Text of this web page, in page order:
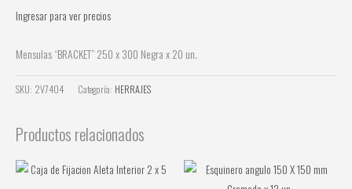
Ingresar para ver precios
Mensulas “BRACKET” 250 x 300 Negra x 20 un.
SKU: 2V7404 Categoría: HERRAJES
Productos relacionados